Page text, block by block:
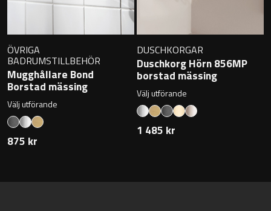
ÖVRIGA
BADRUMSTILLBEHÖR
Mugghållare Bond
Borstad mässing
Välj utförande
875 kr
DUSCHKORGAR
Duschkorg Hörn 856MP
borstad mässing
Välj utförande
1 485 kr